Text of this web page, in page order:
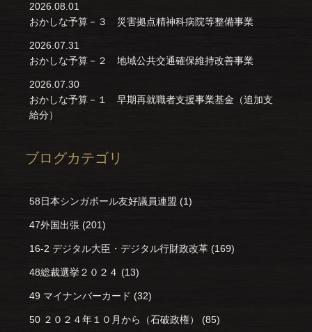
2026.08.01
おかしな予算－３ 災害拠点精神科病院等整備事業
2026.07.31
おかしな予算－２ 地域公共交通確保維持改善事業
2026.07.30
おかしな予算－１ 早期再就職者支援事業基金（追加支
給分）
ブログカテゴリ
58日本シンガポール友好議員連盟 (1)
47外国出張 (201)
16-2 デジタル大臣・デジタル行財政改革 (169)
48総裁選挙２０２４ (13)
49 マイナンバーカード (32)
50 ２０２４年１０月から（石破政権） (85)